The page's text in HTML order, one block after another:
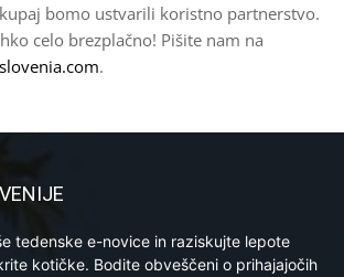
bomo ustvarili koristno partnerstvo.
celo brezplačno! Pišite nam na
.
tedenske e-novice in raziskujte lepote
kotičke. Bodite obveščeni o prihajajočih